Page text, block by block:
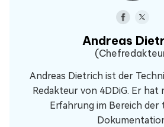
Andreas
Andreas Dietrich ist der
Redakteur von 4DDiG. Er hat
Erfahrung im Bereich der